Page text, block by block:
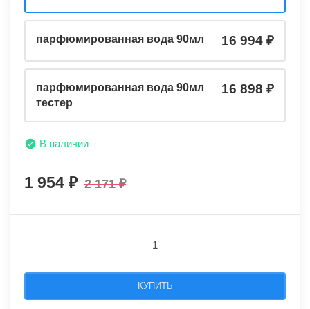
парфюмированная вода 90мл 16 994
парфюмированная вода 90мл
тестер
16 898
В наличии
1 954 2 171
КУПИТЬ